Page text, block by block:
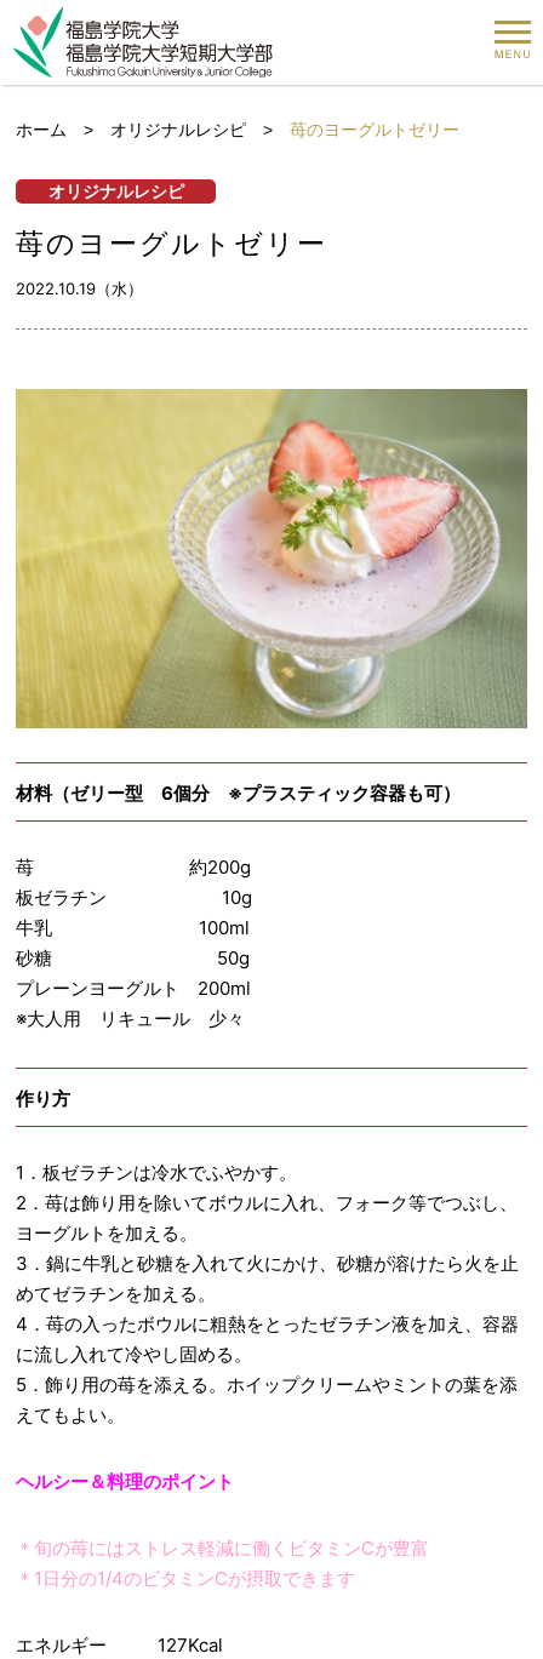
ホーム > オリジナルレシピ >苺のヨーグルトゼリー
オリジナルレシピ
苺のヨーグルトゼリー
2022.10.19（水）
材料（ゼリー型 6個分 ※プラスティック容器も可）
苺 約200g
板ゼラチン 10g
牛乳 100ml
砂糖 50g
プレーンヨーグルト 200ml
※大人用 リキュール 少々
作り方
1．板ゼラチンは冷水でふやかす。
2．苺は飾り用を除いてボウルに入れ、フォーク等でつぶし、
ヨーグルトを加える。
3．鍋に牛乳と砂糖を入れて火にかけ、砂糖が溶けたら火を止
めてゼラチンを加える。
4．苺の入ったボウルに粗熱をとったゼラチン液を加え、容器
に流し入れて冷やし固める。
5．飾り用の苺を添える。ホイップクリームやミントの葉を添
えてもよい。
ヘルシー＆料理のポイント
＊旬の苺にはストレス軽減に働くビタミンCが豊富
＊1日分の1/4のビタミンCが摂取できます
エネルギー 127Kcal